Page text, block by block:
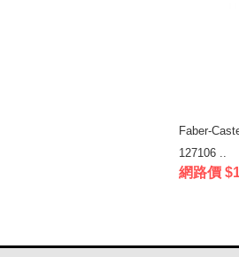
Faber-
127106 ..
網路價